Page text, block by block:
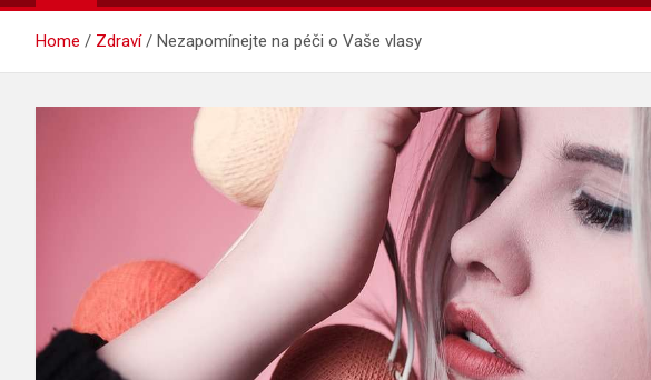
Home Zdraví Nezapomínejte na péči o Vaše vlasy